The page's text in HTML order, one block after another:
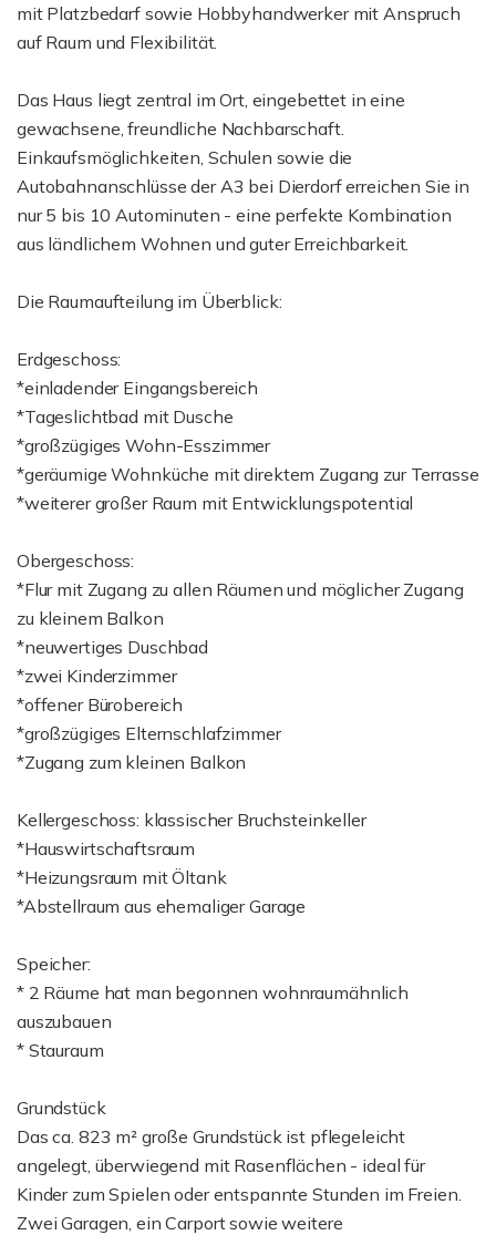
mit Platzbedarf sowie Hobbyhandwerker mit Anspruch
auf Raum und Flexibilität.
Das Haus liegt zentral im Ort, eingebettet in eine
gewachsene, freundliche Nachbarschaft.
Einkaufsmöglichkeiten, Schulen sowie die
Autobahnanschlüsse der A3 bei Dierdorf erreichen Sie in
nur 5 bis 10 Autominuten - eine perfekte Kombination
aus ländlichem Wohnen und guter Erreichbarkeit.
Die Raumaufteilung im Überblick:
Erdgeschoss:
*einladender Eingangsbereich
*Tageslichtbad mit Dusche
*großzügiges Wohn-Esszimmer
*geräumige Wohnküche mit direktem Zugang zur Terrasse
*weiterer großer Raum mit Entwicklungspotential
Obergeschoss:
*Flur mit Zugang zu allen Räumen und möglicher Zugang
zu kleinem Balkon
*neuwertiges Duschbad
*zwei Kinderzimmer
*offener Bürobereich
*großzügiges Elternschlafzimmer
*Zugang zum kleinen Balkon
Kellergeschoss: klassischer Bruchsteinkeller
*Hauswirtschaftsraum
*Heizungsraum mit Öltank
*Abstellraum aus ehemaliger Garage
Speicher:
* 2 Räume hat man begonnen wohnraumähnlich
auszubauen
* Stauraum
Grundstück
Das ca. 823 m² große Grundstück ist pflegeleicht
angelegt, überwiegend mit Rasenflächen - ideal für
Kinder zum Spielen oder entspannte Stunden im Freien.
Zwei Garagen, ein Carport sowie weitere